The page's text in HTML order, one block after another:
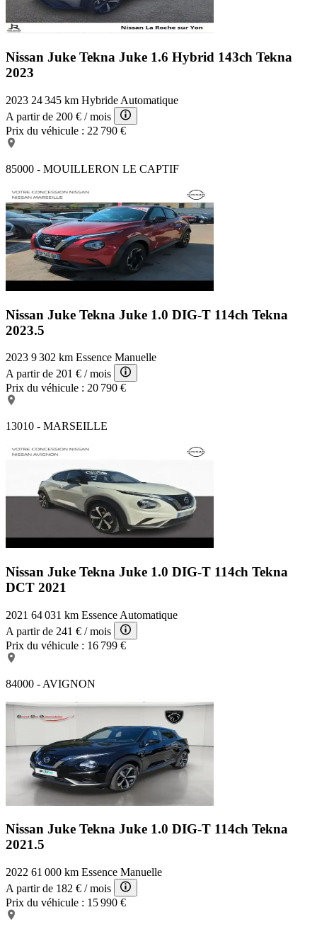
Nissan Juke Tekna Juke 1.6 Hybrid 143ch Tekna
2023
2023 24 345 km Hybride Automatique
A partir de 200 € / mois
Prix du véhicule : 22 790 €
85000 - MOUILLERON LE CAPTIF
Nissan Juke Tekna Juke 1.0 DIG-T 114ch Tekna
2023.5
2023 9 302 km Essence Manuelle
A partir de 201 € / mois
Prix du véhicule : 20 790 €
13010 - MARSEILLE
Nissan Juke Tekna Juke 1.0 DIG-T 114ch Tekna
DCT 2021
2021 64 031 km Essence Automatique
A partir de 241 € / mois
Prix du véhicule : 16 799 €
84000 - AVIGNON
Nissan Juke Tekna Juke 1.0 DIG-T 114ch Tekna
2021.5
2022 61 000 km Essence Manuelle
A partir de 182 € / mois
Prix du véhicule : 15 990 €